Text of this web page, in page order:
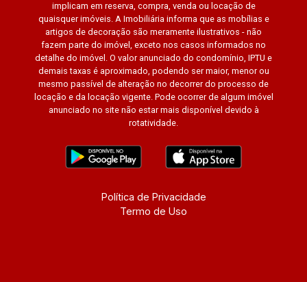
implicam em reserva, compra, venda ou locação de
quaisquer imóveis. A Imobiliária informa que as mobílias e
artigos de decoração são meramente ilustrativos - não
fazem parte do imóvel, exceto nos casos informados no
detalhe do imóvel. O valor anunciado do condomínio, IPTU e
demais taxas é aproximado, podendo ser maior, menor ou
mesmo passível de alteração no decorrer do processo de
locação e da locação vigente. Pode ocorrer de algum imóvel
anunciado no site não estar mais disponível devido à
rotatividade.
Política de Privacidade
Termo de Uso